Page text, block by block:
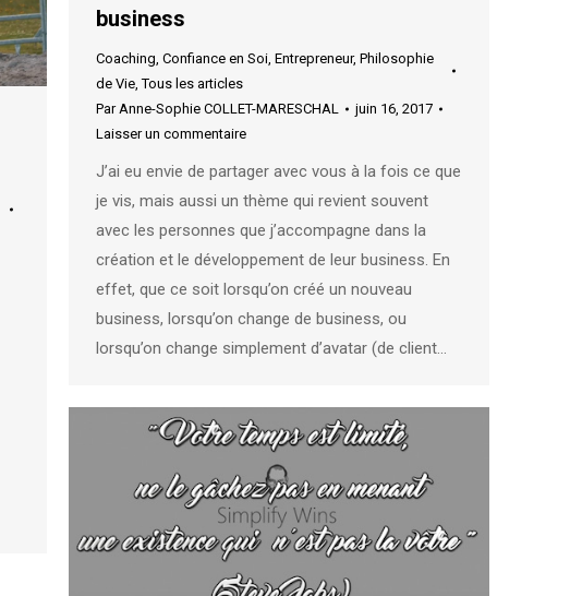
business
Coaching, Confiance en Soi, Entrepreneur, Philosophie
de Vie,Tous les articles
ParAnne-Sophie COLLET-MARESCHAL
juin 16, 2017
Laisser un commentaire
J’ai eu envie de partager avec vous à la fois ce que
je vis, mais aussi un thème qui revient souvent
avec les personnes que j’accompagne dans la
création et le développement de leur business. En
effet, que ce soit lorsqu’on créé un nouveau
business, lorsqu’on change de business, ou
lorsqu’on change simplement d’avatar (de client…